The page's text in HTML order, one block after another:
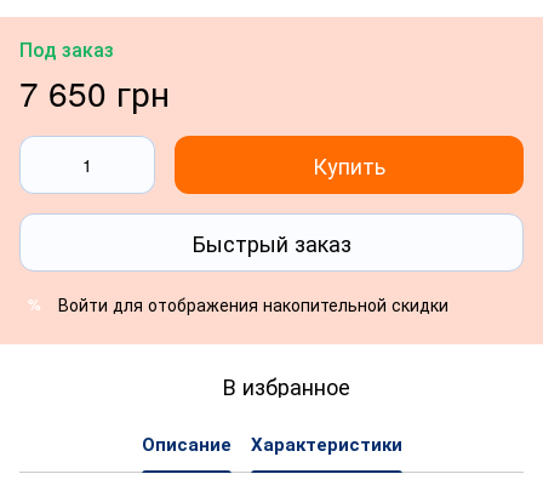
Под заказ
7 650 грн
Купить
Быстрый заказ
% Войти для отображения накопительной скидки
В избранное
Описание Характеристики